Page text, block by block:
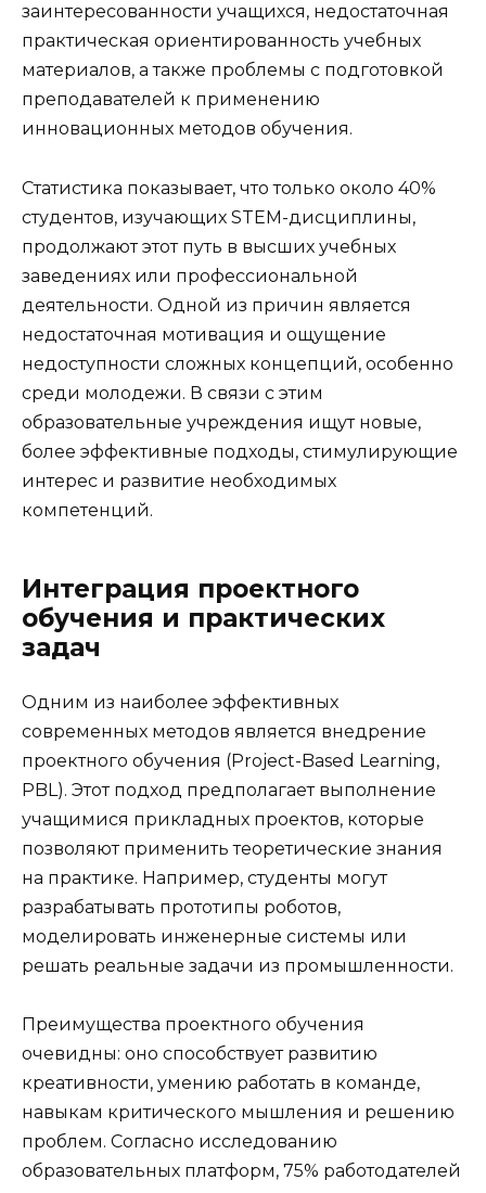
заинтересованности учащихся, недостаточная
практическая ориентированность учебных
материалов, а также проблемы с подготовкой
преподавателей к применению
инновационных методов обучения.
Статистика показывает, что только около 40%
студентов, изучающих STEM-дисциплины,
продолжают этот путь в высших учебных
заведениях или профессиональной
деятельности. Одной из причин является
недостаточная мотивация и ощущение
недоступности сложных концепций, особенно
среди молодежи. В связи с этим
образовательные учреждения ищут новые,
более эффективные подходы, стимулирующие
интерес и развитие необходимых
компетенций.
Интеграция проектного
обучения и практических
задач
Одним из наиболее эффективных
современных методов является внедрение
проектного обучения (Project-Based Learning,
PBL). Этот подход предполагает выполнение
учащимися прикладных проектов, которые
позволяют применить теоретические знания
на практике. Например, студенты могут
разрабатывать прототипы роботов,
моделировать инженерные системы или
решать реальные задачи из промышленности.
Преимущества проектного обучения
очевидны: оно способствует развитию
креативности, умению работать в команде,
навыкам критического мышления и решению
проблем. Согласно исследованию
образовательных платформ, 75% работодателей